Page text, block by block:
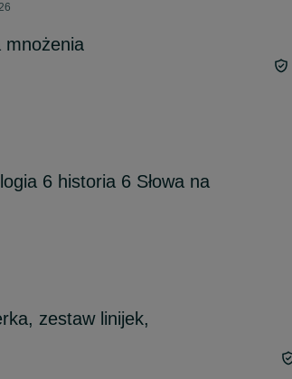
mnożenia
6 historia 6 Słowa na
zestaw linijek,